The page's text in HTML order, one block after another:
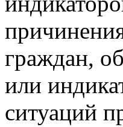
граждан,
или
ситуаций